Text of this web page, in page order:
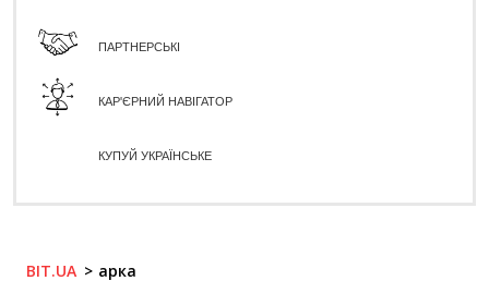
ПАРТНЕРСЬКІ
КАР'ЄРНИЙ НАВІГАТОР
КУПУЙ УКРАЇНСЬКЕ
BIT.UA арка